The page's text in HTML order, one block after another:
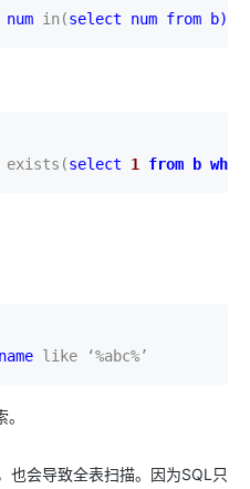
in(select num from b)
exists(select 1 from b
like ‘%abc%’
也会导致全表扫描。因为SQL只